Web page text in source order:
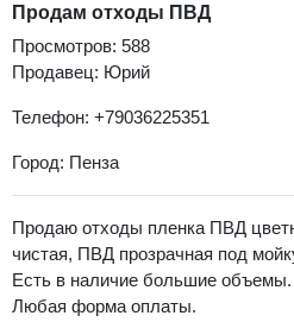
Продам отходы ПВД
Просмотров: 588
Продавец: Юрий
Телефон: +79036225351
Город: Пенза
Продаю отходы пленка ПВД
чистая, ПВД прозрачная под
Есть в наличие большие
Любая форма оплаты.